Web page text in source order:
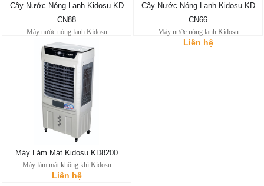
Cây Nước Nóng Lạnh Kidosu KD
CN88
Máy nước nóng lạnh Kidosu
Liên hệ
Cây Nước Nóng Lạnh Kidosu KD
CN66
Máy nước nóng lạnh Kidosu
Liên hệ
Máy Làm Mát Kidosu KD8200
Máy làm mát không khí Kidosu
Liên hệ